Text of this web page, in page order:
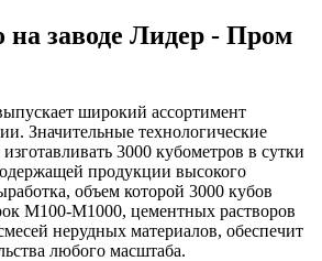
на заводе Лидер - Пром
широкий ассортимент
Значительные технологические
3000 кубометров в сутки
продукции высокого
объем которой 3000 кубов
М100-М1000, цементных растворов
нерудных материалов, обеспечит
любого масштаба.